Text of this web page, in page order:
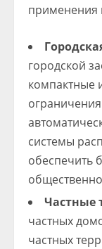
применения
городской
компактные
системы
обеспечить
Частные
частных
частных